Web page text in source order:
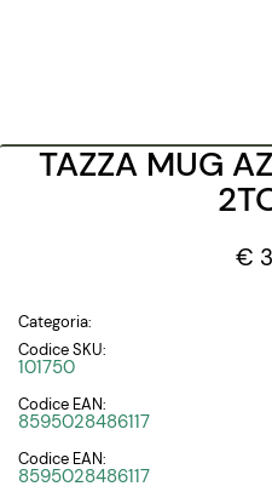
TAZZA MUG
€
Categoria:
Codice SKU:
101750
Codice EAN:
8595028486117
Codice EAN:
8595028486117